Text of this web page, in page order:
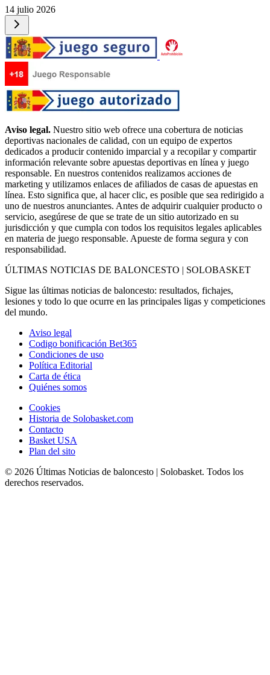
14 julio 2026
Aviso legal. Nuestro sitio web ofrece una cobertura de noticias
deportivas nacionales de calidad, con un equipo de expertos
dedicados a producir contenido imparcial y a recopilar y compartir
información relevante sobre apuestas deportivas en línea y juego
responsable. En nuestros contenidos realizamos acciones de
marketing y utilizamos enlaces de afiliados de casas de apuestas en
línea. Esto significa que, al hacer clic, es posible que sea redirigido a
uno de nuestros anunciantes. Antes de adquirir cualquier producto o
servicio, asegúrese de que se trate de un sitio autorizado en su
jurisdicción y que cumpla con todos los requisitos legales aplicables
en materia de juego responsable. Apueste de forma segura y con
responsabilidad.
ÚLTIMAS NOTICIAS DE BALONCESTO | SOLOBASKET
Sigue las últimas noticias de baloncesto: resultados, fichajes,
lesiones y todo lo que ocurre en las principales ligas y competiciones
del mundo.
Aviso legal
Codigo bonificación Bet365
Condiciones de uso
Política Editorial
Carta de ética
Quiénes somos
Cookies
Historia de Solobasket.com
Contacto
Basket USA
Plan del sito
© 2026 Últimas Noticias de baloncesto | Solobasket. Todos los
derechos reservados.